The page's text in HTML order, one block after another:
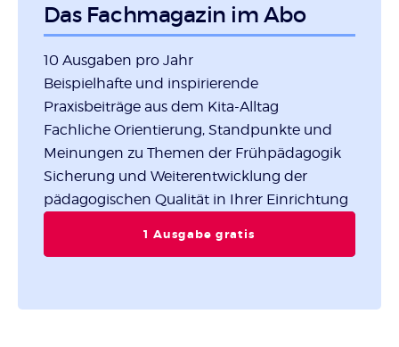
Das Fachmagazin im Abo
10 Ausgaben pro Jahr
Beispielhafte und inspirierende
Praxisbeiträge aus dem Kita-Alltag
Fachliche Orientierung, Standpunkte und
Meinungen zu Themen der Frühpädagogik
Sicherung und Weiterentwicklung der
pädagogischen Qualität in Ihrer Einrichtung
1 Ausgabe gratis